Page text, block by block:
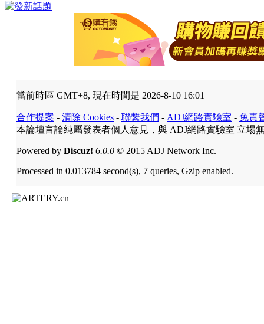
當前時區 GMT+8, 現在時間是 2026-8-10 16:01
合作提案 - 清除 Cookies - 聯繫我們 - ADJ網路實驗室 - 免責
本論壇言論純屬發表者個人意見，與 ADJ網路實驗室 立場
Powered by Discuz! 6.0.0 © 2015 ADJ Network Inc.
Processed in 0.013784 second(s), 7 queries, Gzip enabled.